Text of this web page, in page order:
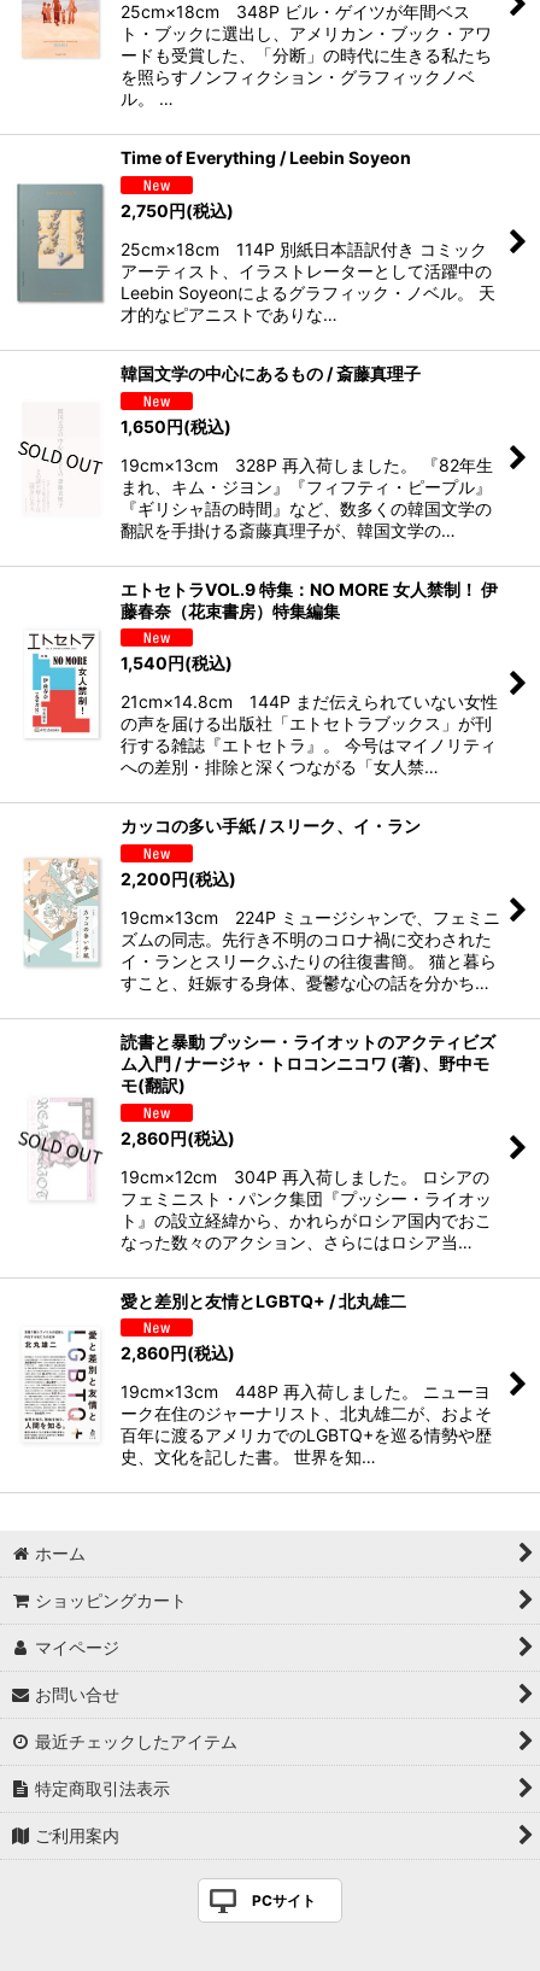
25cm×18cm 348P ビル・ゲイツが年間ベス
ト・ブックに選出し、アメリカン・ブック・アワ
ードも受賞した、「分断」の時代に生きる私たち
を照らすノンフィクション・グラフィックノベ
ル。 …
Time of Everything / Leebin Soyeon
2,750円(税込)
25cm×18cm 114P 別紙日本語訳付き コミック
アーティスト、イラストレーターとして活躍中の
Leebin Soyeonによるグラフィック・ノベル。 天
才的なピアニストでありな…
韓国文学の中心にあるもの / 斎藤真理子
1,650円(税込)
19cm×13cm 328P 再入荷しました。 『82年生
まれ、キム・ジヨン』『フィフティ・ピープル』
『ギリシャ語の時間』など、数多くの韓国文学の
翻訳を手掛ける斎藤真理子が、韓国文学の…
エトセトラVOL.9 特集：NO MORE 女人禁制！ 伊
藤春奈（花束書房）特集編集
1,540円(税込)
21cm×14.8cm 144P まだ伝えられていない女性
の声を届ける出版社「エトセトラブックス」が刊
行する雑誌『エトセトラ』。 今号はマイノリティ
への差別・排除と深くつながる「女人禁…
カッコの多い手紙 / スリーク、イ・ラン
2,200円(税込)
19cm×13cm 224P ミュージシャンで、フェミニ
ズムの同志。先行き不明のコロナ禍に交わされた
イ・ランとスリークふたりの往復書簡。 猫と暮ら
すこと、妊娠する身体、憂鬱な心の話を分かち…
読書と暴動 プッシー・ライオットのアクティビズ
ム入門 / ナージャ・トロコンニコワ (著)、野中モ
モ(翻訳)
2,860円(税込)
19cm×12cm 304P 再入荷しました。 ロシアの
フェミニスト・パンク集団『プッシー・ライオッ
ト』の設立経緯から、かれらがロシア国内でおこ
なった数々のアクション、さらにはロシア当…
愛と差別と友情とLGBTQ+ / 北丸雄二
2,860円(税込)
19cm×13cm 448P 再入荷しました。 ニューヨ
ーク在住のジャーナリスト、北丸雄二が、およそ
百年に渡るアメリカでのLGBTQ+を巡る情勢や歴
史、文化を記した書。 世界を知…
ホーム
ショッピングカート
マイページ
お問い合せ
最近チェックしたアイテム
特定商取引法表示
ご利用案内
PCサイト